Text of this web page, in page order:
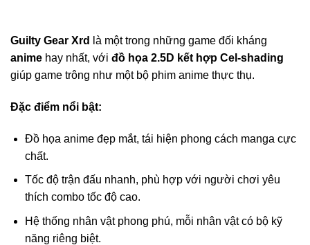
Guilty Gear Xrd
là một trong những game đối kháng
anime hay nhất, với đồ họa 2.5D kết hợp Cel-shading
giúp game trông như một bộ phim anime thực thụ.
Đặc điểm nổi bật:
Đồ họa anime đẹp mắt, tái hiện phong cách manga cực
chất.
Tốc độ trận đấu nhanh, phù hợp với người chơi yêu
thích combo tốc độ cao.
Hệ thống nhân vật phong phú, mỗi nhân vật có bộ kỹ
năng riêng biệt.